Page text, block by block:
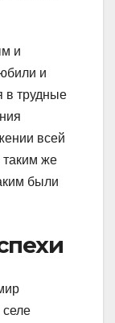
и
и
в трудные
всей
таким же
были
селе